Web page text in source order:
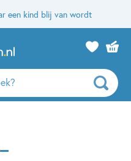
een kind blij van wordt